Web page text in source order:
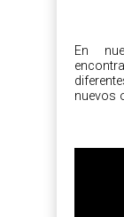
En
nuevos